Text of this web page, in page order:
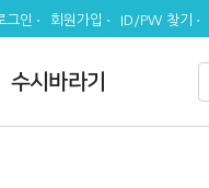
그인 회원가입 ID/PW 찾기
수시바라기